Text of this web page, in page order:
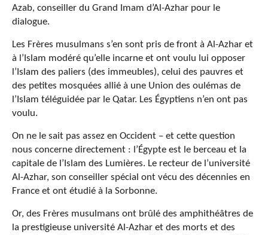
Azab, conseiller du Grand Imam d’Al-Azhar pour le
dialogue.
Les Frères musulmans s’en sont pris de front à Al-Azhar et
à l’Islam modéré qu’elle incarne et ont voulu lui opposer
l’Islam des paliers (des immeubles), celui des pauvres et
des petites mosquées allié à une Union des oulémas de
l’Islam téléguidée par le Qatar. Les Égyptiens n’en ont pas
voulu.
On ne le sait pas assez en Occident – et cette question
nous concerne directement : l’Égypte est le berceau et la
capitale de l’Islam des Lumières. Le recteur de l’université
Al-Azhar, son conseiller spécial ont vécu des décennies en
France et ont étudié à la Sorbonne.
Or, des Frères musulmans ont brûlé des amphithéâtres de
la prestigieuse université Al-Azhar et des morts et des